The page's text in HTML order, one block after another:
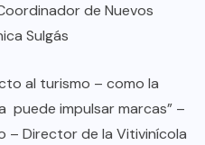
de Nuevos
Sulgás
al turismo – como la
puede impulsar marcas” –
– Director de la Vitivinícola